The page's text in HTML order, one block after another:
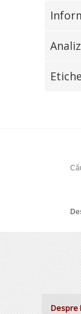
Despre